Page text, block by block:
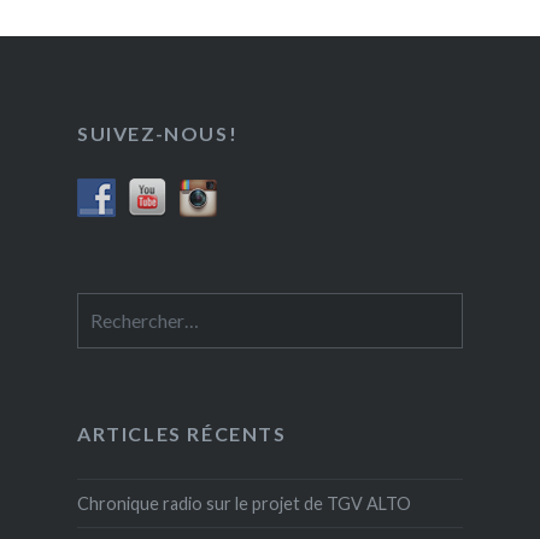
SUIVEZ-NOUS!
ARTICLES RÉCENTS
Chronique radio sur le projet de TGV ALTO